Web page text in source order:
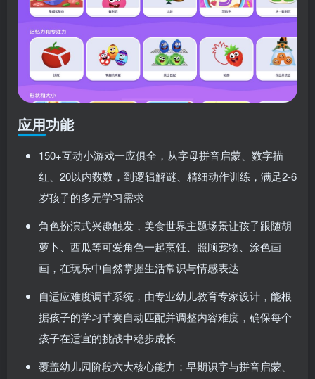
应用功能
150+互动小游戏一应俱全，从字母拼音启蒙、数字描
红、20以内数数，到逻辑解谜、精细动作训练，满足2-6
岁孩子的多元学习需求
角色扮演式兴趣触发，美食世界主题场景让孩子跟随胡
萝卜、西瓜等可爱角色一起烹饪、照顾宠物、涂色画
画，在玩乐中自然掌握生活常识与情感表达
自适应难度调节系统，由专业幼儿教育专家设计，能根
据孩子的学习节奏自动匹配并调整内容难度，确保每个
孩子在适宜的挑战中稳步成长
覆盖幼儿园阶段六大核心能力：早期识字与拼音启蒙、